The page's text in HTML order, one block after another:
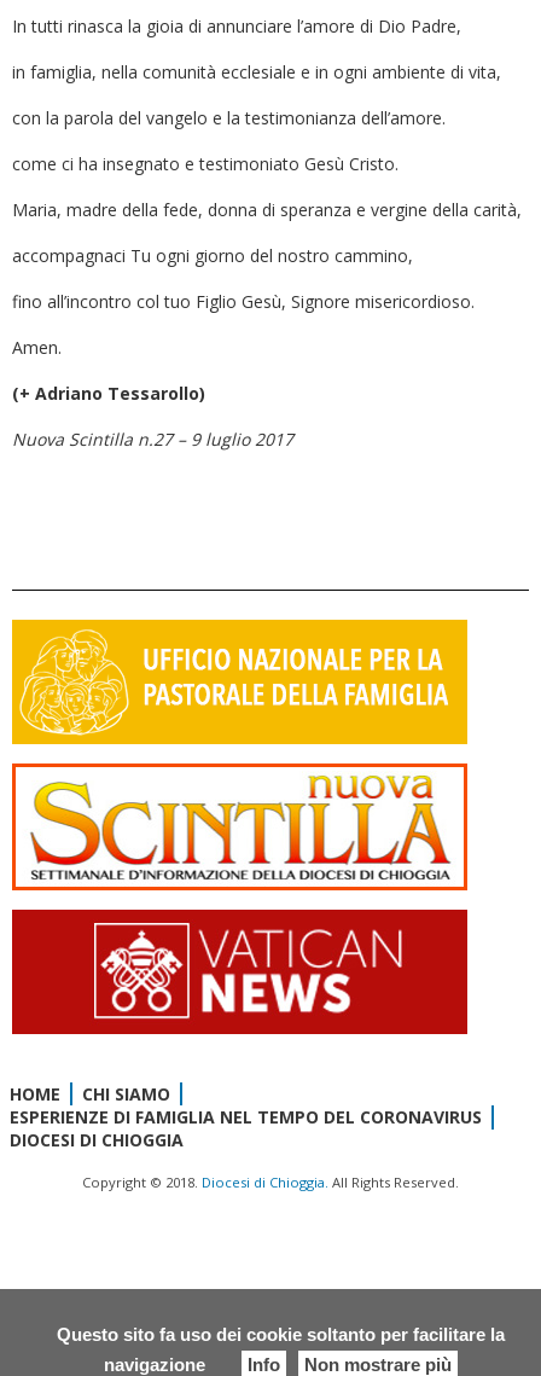
Questo sito fa uso dei cookie soltanto per facilitare la
navigazione
Info Non mostrare più
In tutti rinasca la gioia di annunciare l’amore di Dio Padre,
in famiglia, nella comunità ecclesiale e in ogni ambiente di vita,
con la parola del vangelo e la testimonianza dell’amore.
come ci ha insegnato e testimoniato Gesù Cristo.
Maria, madre della fede, donna di speranza e vergine della carità,
accompagnaci Tu ogni giorno del nostro cammino,
fino all’incontro col tuo Figlio Gesù, Signore misericordioso.
Amen.
(+ Adriano Tessarollo)
Nuova Scintilla n.27 – 9 luglio 2017
HOME
CHI SIAMO
ESPERIENZE DI FAMIGLIA NEL TEMPO DEL CORONAVIRUS
DIOCESI DI CHIOGGIA
Copyright © 2018. Diocesi di Chioggia. All Rights Reserved.